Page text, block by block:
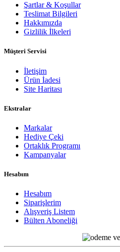
Şartlar & Koşullar
Teslimat Bilgileri
Hakkımızda
Gizlilik İlkeleri
Müşteri Servisi
İletişim
Ürün İadesi
Site Haritası
Ekstralar
Markalar
Hediye Çeki
Ortaklık Programı
Kampanyalar
Hesabım
Hesabım
Siparişlerim
Alışveriş Listem
Bülten Aboneliği